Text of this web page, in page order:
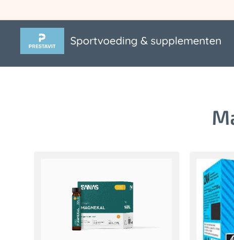
Sportvoeding & supplementen